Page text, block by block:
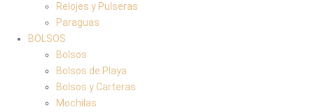
Relojes y Pulseras
Paraguas
BOLSOS
Bolsos
Bolsos de Playa
Bolsos y Carteras
Mochilas